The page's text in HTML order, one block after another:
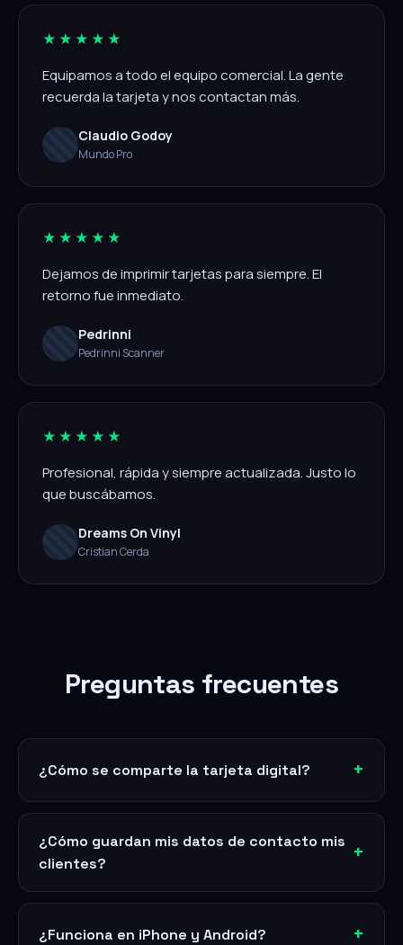
★★★★★
Equipamos a todo el equipo comercial. La gente
recuerda la tarjeta y nos contactan más.
Claudio Godoy
Mundo Pro
★★★★★
Dejamos de imprimir tarjetas para siempre. El
retorno fue inmediato.
Pedrinni
Pedrinni Scanner
★★★★★
Profesional, rápida y siempre actualizada. Justo lo
que buscábamos.
Dreams On Vinyl
Cristian Cerda
Preguntas frecuentes
¿Cómo se comparte la tarjeta digital?
¿Cómo guardan mis datos de contacto mis
clientes?
¿Funciona en iPhone y Android?